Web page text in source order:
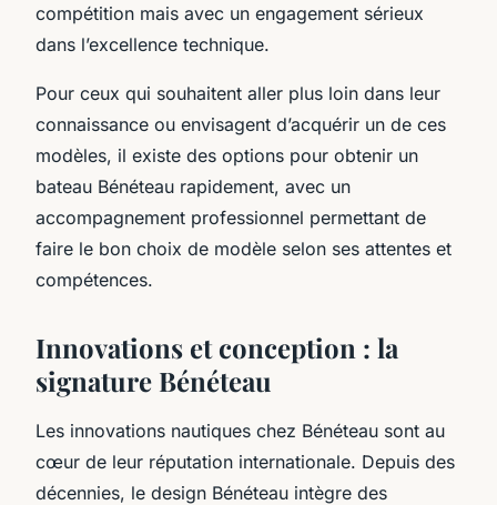
compétition mais avec un engagement sérieux
dans l’excellence technique.
Pour ceux qui souhaitent aller plus loin dans leur
connaissance ou envisagent d’acquérir un de ces
modèles, il existe des options pour obtenir un
bateau Bénéteau rapidement, avec un
accompagnement professionnel permettant de
faire le bon choix de modèle selon ses attentes et
compétences.
Innovations et conception : la
signature Bénéteau
Les innovations nautiques chez Bénéteau sont au
cœur de leur réputation internationale. Depuis des
décennies, le design Bénéteau intègre des